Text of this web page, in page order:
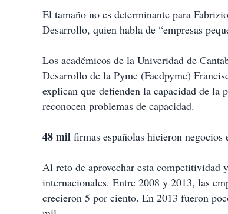
El tamaño no es determinante para
Desarrollo, quien habla de “empresas
Los académicos de la Univeridad de
Desarrollo de la Pyme (Faedpyme)
explican que defienden la capacidad de la
reconocen problemas de capacidad.
48 mil firmas españolas hicieron
Al reto de aprovechar esta competitividad
internacionales. Entre 2008 y 2013, las
crecieron 5 por ciento. En 2013 fueron